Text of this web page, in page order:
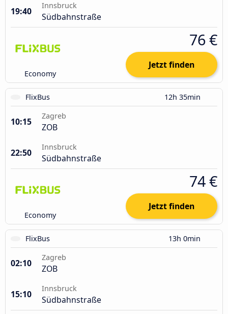
19:40
Innsbruck
Südbahnstraße
Economy
76 €
Jetzt finden
FlixBus 12h 35min
10:15
Zagreb
ZOB
22:50
Innsbruck
Südbahnstraße
Economy
74 €
Jetzt finden
FlixBus 13h 0min
02:10
Zagreb
ZOB
15:10
Innsbruck
Südbahnstraße